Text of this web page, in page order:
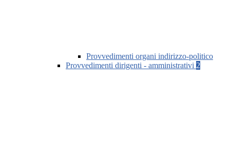
Provvedimenti organi indirizzo-politico
Provvedimenti dirigenti - amministrativi 2